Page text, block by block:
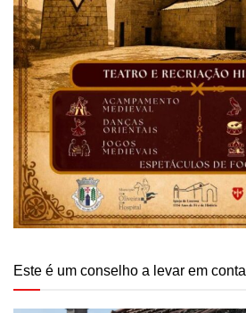
Este é um conselho a levar em conta